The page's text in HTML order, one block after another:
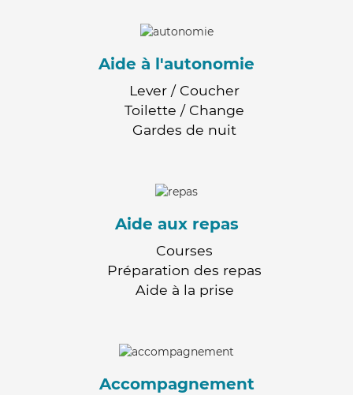
Aide à l'autonomie
Lever / Coucher
Toilette / Change
Gardes de nuit
Aide aux repas
Courses
Préparation des repas
Aide à la prise
Accompagnement